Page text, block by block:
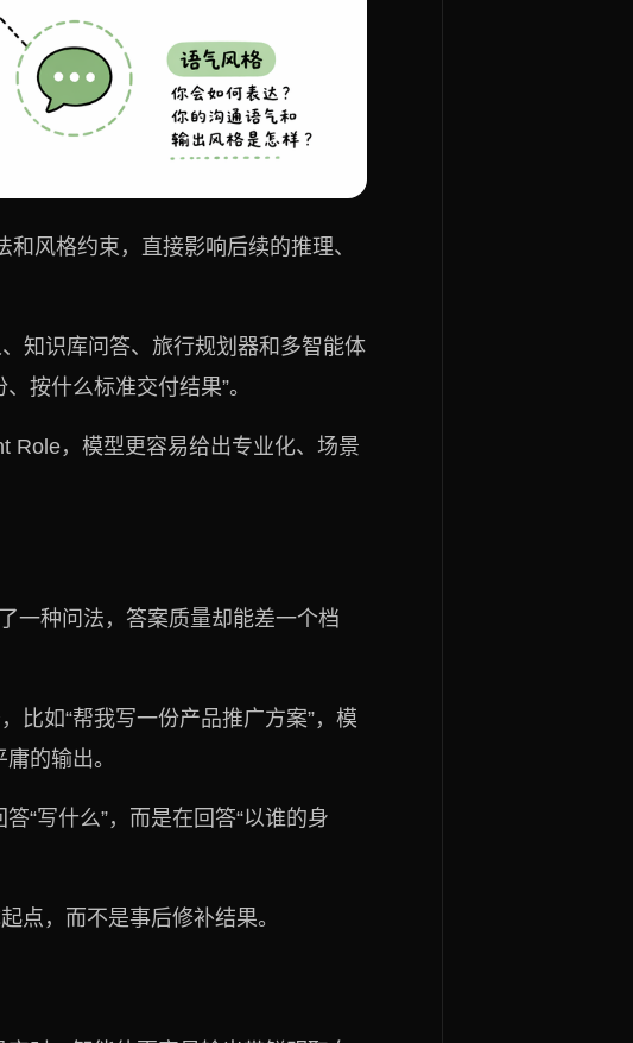
风格约束，直接影响后续的推理、
知识库问答、旅行规划器和多智能体
按什么标准交付结果”。
Role，模型更容易给出专业化、场景
一种问法，答案质量却能差一个档
比如“帮我写一份产品推广方案”，模
的输出。
“写什么”，而是在回答“以谁的身
点，而不是事后修补结果。